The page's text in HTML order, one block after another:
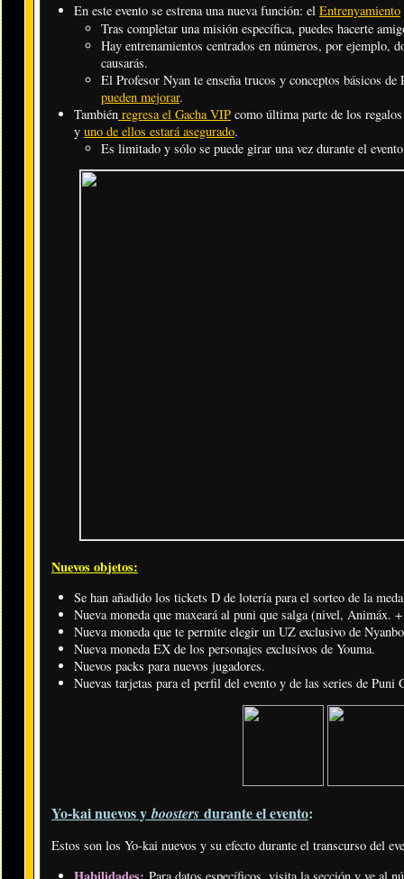
En este evento se estrena una nueva función: el Entrenyamiento
Tras completar una misión específica, puedes hacerte
Hay entrenamientos centrados en números, por ejemplo,
causarás.
El Profesor Nyan te enseña trucos y conceptos básicos
pueden mejorar.
También regresa el Gacha VIP como última parte de los
y uno de ellos estará asegurado.
Es limitado y sólo se puede girar una vez durante el
Nuevos objetos:
Se han añadido los tickets D de lotería para el sorteo de la
Nueva moneda que maxeará al puni que salga (nivel, Animáx.
Nueva moneda que te permite elegir un UZ exclusivo de
Nueva moneda EX de los personajes exclusivos de Youma.
Nuevos packs para nuevos jugadores.
Nuevas tarjetas para el perfil del evento y de las series de
Yo-kai nuevos yboosters durante el evento:
Estos son los Yo-kai nuevos y su efecto durante el transcurso del